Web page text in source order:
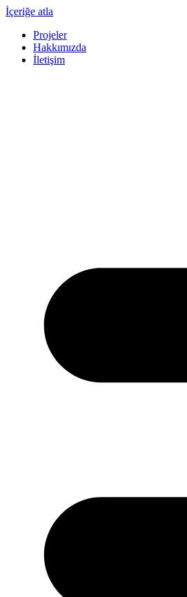
İçeriğe atla
Projeler
Hakkımızda
İletişim